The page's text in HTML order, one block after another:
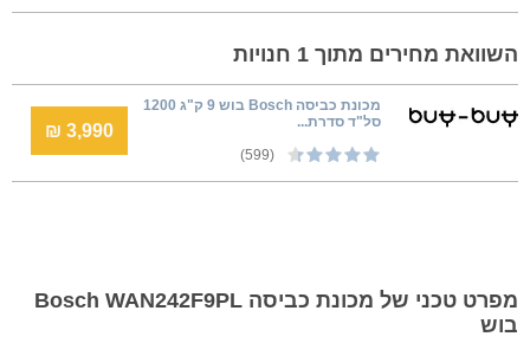
השוואת מחירים מתוך 1 חנויות
מכונת כביסה Bosch בוש 9 ק"ג 1200
סל"ד סדרת...
(599)
3,990 ₪
מפרט טכני של מכונת כביסה Bosch WAN242F9PL
בוש